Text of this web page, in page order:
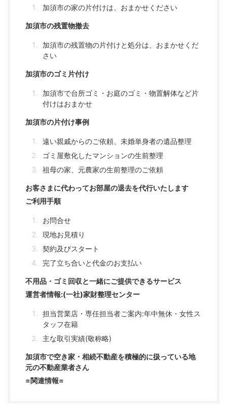
加須市の家の片付けは、おまかせください
加須市の残置物撤去
加須市の残置物の片付けと処分は、おまかせくだ
さい
加須市のゴミ片付け
加須市で台所ゴミ・お庭のゴミ・物置解体など片
付けはおまかせ
加須市の片付け事例
遠い親戚からのご依頼、未婚単身者の遺品整理
ゴミ屋敷化したマンションの生前整理
祖母の家、元農家の生前整理のご依頼
お客さまに代わってお部屋の退去を代行いたします
ご利用手順
お問合せ
現地お見積り
契約及びスタート
完了立ち合いと代金のお支払い
不用品・ゴミ回収と一緒にご提供できるサービス
運営者情報:(一社)家財整理センター
担当営業店・専任担当者ご案内:年中無休・女性ス
タッフ在籍
主な取引実績(敬称略)
加須市で空き家・相続不動産を積極的に扱っている地
元の不動産業者さん
=関連情報=